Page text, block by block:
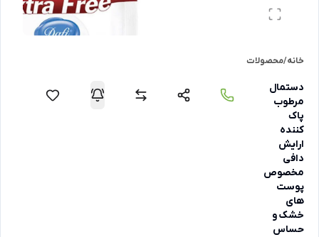
خانه/محصولات
دستمال
مرطوب
پاک
کننده
ارایش
دافی
مخصوص
پوست
های
خشک و
حساس